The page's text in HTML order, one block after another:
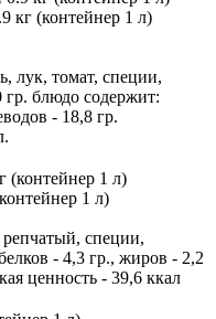
кг (контейнер 1 л)
лук, томат, специи,
гр. блюдо содержит:
- 18,8 гр.
1 л)
специи,
- 4,3 гр., жиров - 2,2
ценность - 39,6 ккал